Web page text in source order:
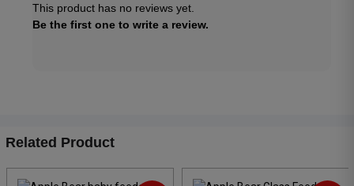
This product has no reviews yet.
Be the first one to write a review.
Related Product